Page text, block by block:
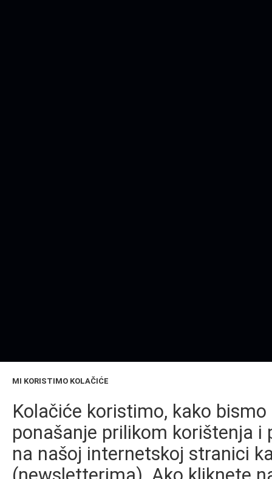
MI KORISTIMO KOLAČIĆE
Kolačiće koristimo, kako
ponašanje prilikom korištenja
na našoj internetskoj stranici